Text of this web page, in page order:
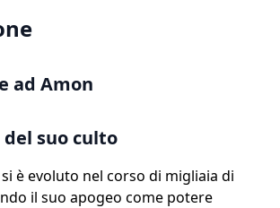
ad Amon
suo culto
è evoluto nel corso di migliaia di
il suo apogeo come potere